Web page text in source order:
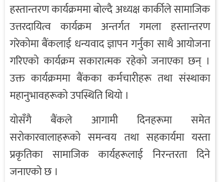
हस्तान्तरण कार्यक्रममा बोल्दै अध्यक्ष कार्कीले सामाजिक
उत्तरदायित्व कार्यक्रम अन्तर्गत गमला हस्तान्तरण
गरेकोमा बैंकलाई धन्यवाद ज्ञापन गर्नुका साथै आयोजना
गरिएको कार्यक्रम सकारात्मक रहेको जनाएका छन् ।
उक्त कार्यक्रममा बैंकका कर्मचारीहरू तथा संस्थाका
महानुभावहरूको उपस्थिति थियो ।
योसँगै बैंकले आगामी दिनहरूमा समेत
सरोकारवालाहरूको समन्वय तथा सहकार्यमा यस्ता
प्रकृतिका सामाजिक कार्यहरूलाई निरन्तरता दिने
जनाएको छ ।